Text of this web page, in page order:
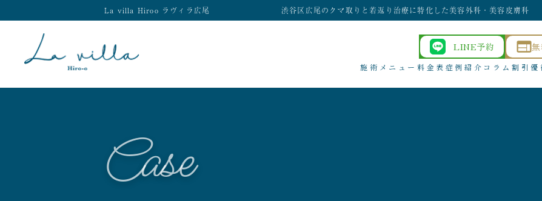
La villa Hiroo ラヴィラ広尾 渋谷区広尾のクマ取りと若返り治療に特化した美容外科・美容皮膚科
LINE予約
施術メニュー 料金表 症例紹介 コラム 割引優
Case